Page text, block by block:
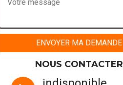
NOUS CONTACTER